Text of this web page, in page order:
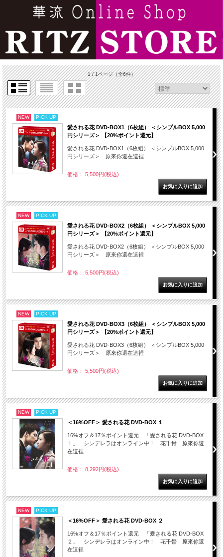
1 / 1ページ（全6件）
NEW PICK UP
愛される花 DVD-BOX1（6枚組） ＜シンプルBOX 5,000
円シリーズ＞ 【20%ポイント還元】
愛される花 DVD-BOX1（6枚組） ＜シンプルBOX 5,000
円シリーズ＞ 原來你還在這裡
価格： 5,500円(税込)
NEW PICK UP
愛される花 DVD-BOX2（6枚組） ＜シンプルBOX 5,000
円シリーズ＞ 【20%ポイント還元】
愛される花 DVD-BOX2（6枚組） ＜シンプルBOX 5,000
円シリーズ＞ 原來你還在這裡
価格： 5,500円(税込)
NEW PICK UP
愛される花 DVD-BOX3（6枚組） ＜シンプルBOX 5,000
円シリーズ＞ 【20%ポイント還元】
愛される花 DVD-BOX3（6枚組） ＜シンプルBOX 5,000
円シリーズ＞ 原來你還在這裡
価格： 5,500円(税込)
NEW PICK UP
＜16%OFF＞ 愛される花 DVD-BOX １
16%オフ＆17％ポイント還元 「愛される花 DVD-BOX
１」 シンデレラはオンライン中！ 花千骨 原來你還
在這裡
価格： 8,292円(税込)
NEW PICK UP
＜16%OFF＞ 愛される花 DVD-BOX ２
16%オフ＆17％ポイント還元 「愛される花 DVD-BOX
２」 シンデレラはオンライン中！ 花千骨 原來你還
在這裡